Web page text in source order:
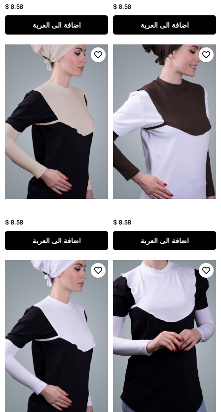
$ 8.58
اضافة الى العربة
$ 8.58
اضافة الى العربة
$ 8.58
اضافة الى العربة
$ 8.58
اضافة الى العربة